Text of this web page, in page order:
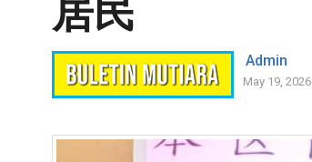
Admin
May 19, 2026